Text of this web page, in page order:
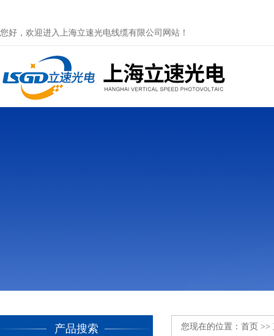
您好，欢迎进入上海立速光电线缆有限公司网站！
产品搜索 您现在的位置： 首页 >>